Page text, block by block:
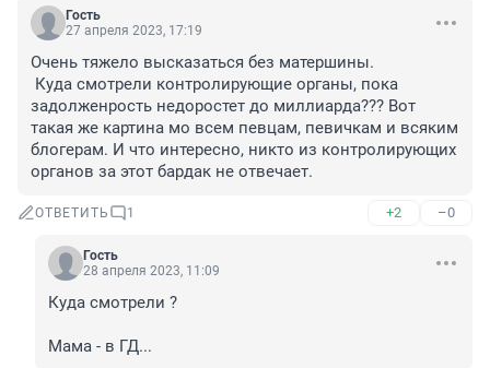
Гость
27 апреля 2023, 17:19
Очень тяжело высказаться без матершины.
Куда смотрели контролирующие органы, пока
задолженрость недоростет до миллиарда??? Вот
такая же картина мо всем певцам, певичкам и всяким
блогерам. И что интересно, никто из контролирующих
органов за этот бардак не отвечает.
ОТВЕТИТЬ 1 +2 –0
Гость
28 апреля 2023, 11:09
Куда смотрели ?
Мама - в ГД...